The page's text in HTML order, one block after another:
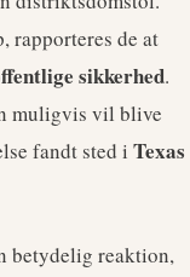
rapporteres de at
sikkerhed.
muligvis vil blive
fandt sted i Texas
betydelig reaktion,